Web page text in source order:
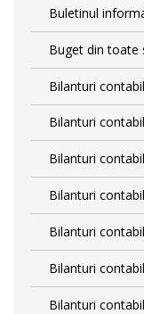
Buletinul
Buget din toate
Bilanturi
Bilanturi
Bilanturi
Bilanturi
Bilanturi
Bilanturi
Bilanturi